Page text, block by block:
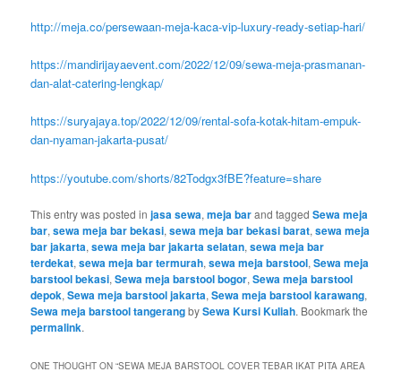
http://meja.co/persewaan-meja-kaca-vip-luxury-ready-setiap-hari/
https://mandirijayaevent.com/2022/12/09/sewa-meja-prasmanan-
dan-alat-catering-lengkap/
https://suryajaya.top/2022/12/09/rental-sofa-kotak-hitam-empuk-
dan-nyaman-jakarta-pusat/
https://youtube.com/shorts/82Todgx3fBE?feature=share
This entry was posted injasa sewa,meja barand taggedSewa meja
bar,sewa meja bar bekasi,sewa meja bar bekasi barat,sewa meja
bar jakarta,sewa meja bar jakarta selatan,sewa meja bar
terdekat,sewa meja bar termurah,sewa meja barstool,Sewa meja
barstool bekasi,Sewa meja barstool bogor,Sewa meja barstool
depok,Sewa meja barstool jakarta,Sewa meja barstool karawang,
Sewa meja barstool tangerangbySewa Kursi Kuliah. Bookmark the
permalink.
ONE THOUGHT ON “SEWA MEJA BARSTOOL COVER TEBAR IKAT PITA AREA